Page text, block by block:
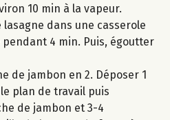
10 min à la vapeur.
dans une casserole
pendant 4 min. Puis, égoutter
de jambon en 2. Déposer 1
plan de travail puis
de jambon et 3-4